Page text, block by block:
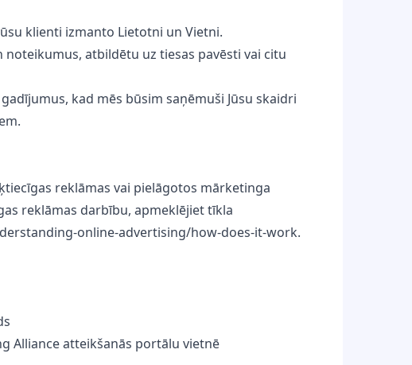
klienti izmanto Lietotni un Vietni.
atbildētu uz tiesas pavēsti vai citu
kad mēs būsim saņēmuši Jūsu skaidri
reklāmas vai pielāgotos mārketinga
reklāmas darbību, apmeklējiet tīkla
online-advertising/how-does-it-work.
Alliance atteikšanās portālu vietnē